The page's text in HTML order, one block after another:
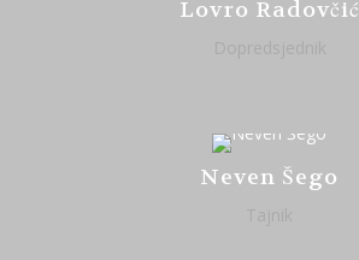
Lovro Radovčić
Neven Šego